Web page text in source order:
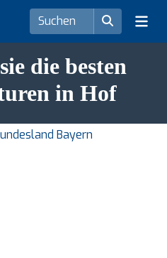
die besten
in Hof
Bayern